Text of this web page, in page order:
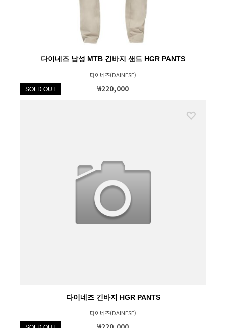
다이네즈 남성 MTB 긴바지 샌드 HGR PANTS
다이네즈(DAINESE)
₩220,000
SOLD OUT
다이네즈 긴바지 HGR PANTS
다이네즈(DAINESE)